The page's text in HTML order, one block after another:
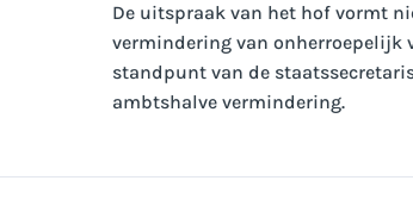
De uitspraak van het hof vormt
vermindering van onherroepelijk
standpunt van de
ambtshalve vermindering.